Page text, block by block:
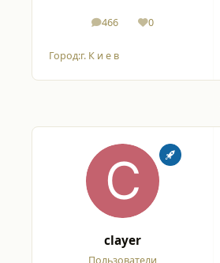
466
сообщения
0
Репутация
Город:г. К и е в
clayer
Пользователи